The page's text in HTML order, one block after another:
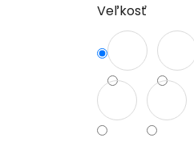
je
0,0
z
hviezdičiek.
Veľkosť